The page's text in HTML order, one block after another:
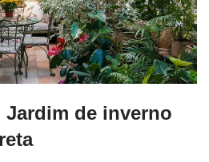
Jardim de inverno